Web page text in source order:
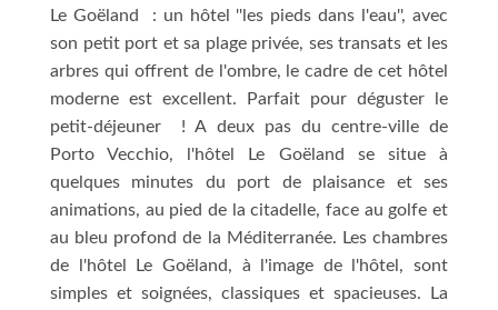
Le Goëland : un hôtel ''les pieds dans l'eau'', avec
son petit port et sa plage privée, ses transats et les
arbres qui offrent de l'ombre, le cadre de cet hôtel
moderne est excellent. Parfait pour déguster le
petit-déjeuner ! A deux pas du centre-ville de
Porto Vecchio, l'hôtel Le Goëland se situe à
quelques minutes du port de plaisance et ses
animations, au pied de la citadelle, face au golfe et
au bleu profond de la Méditerranée. Les chambres
de l'hôtel Le Goëland, à l'image de l'hôtel, sont
simples et soignées, classiques et spacieuses. La